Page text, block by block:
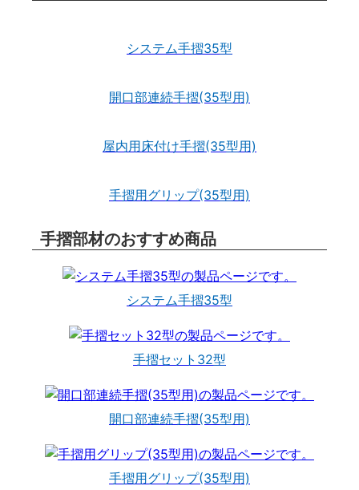
システム手摺35型
開口部連続手摺(35型用)
屋内用床付け手摺(35型用)
手摺用グリップ(35型用)
手摺部材のおすすめ商品
システム手摺35型
手摺セット32型
開口部連続手摺(35型用)
手摺用グリップ(35型用)